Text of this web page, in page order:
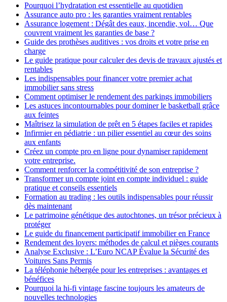
Pourquoi l’hydratation est essentielle au quotidien
Assurance auto pro : les garanties vraiment rentables
Assurance logement : Dégât des eaux, incendie, vol… Que
couvrent vraiment les garanties de base ?
Guide des prothèses auditives : vos droits et votre prise en
charge
Le guide pratique pour calculer des devis de travaux ajustés et
rentables
Les indispensables pour financer votre premier achat
immobilier sans stress
Comment optimiser le rendement des parkings immobiliers
Les astuces incontournables pour dominer le basketball grâce
aux feintes
Maîtrisez la simulation de prêt en 5 étapes faciles et rapides
Infirmier en pédiatrie : un pilier essentiel au cœur des soins
aux enfants
Créez un compte pro en ligne pour dynamiser rapidement
votre entreprise.
Comment renforcer la compétitivité de son entreprise ?
Transformer un compte joint en compte individuel : guide
pratique et conseils essentiels
Formation au trading : les outils indispensables pour réussir
dès maintenant
Le patrimoine génétique des autochtones, un trésor précieux à
protéger
Le guide du financement participatif immobilier en France
Rendement des loyers: méthodes de calcul et pièges courants
Analyse Exclusive : L’Euro NCAP Évalue la Sécurité des
Voitures Sans Permis
La téléphonie hébergée pour les entreprises : avantages et
bénéfices
Pourquoi la hi-fi vintage fascine toujours les amateurs de
nouvelles technologies